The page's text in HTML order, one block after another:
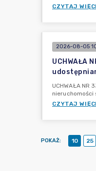
CZYTAJ
2026-08-05
UCHWAŁA
UCHWAŁA NR
nieruchomości
CZYTAJ
POKAŻ: 10 25